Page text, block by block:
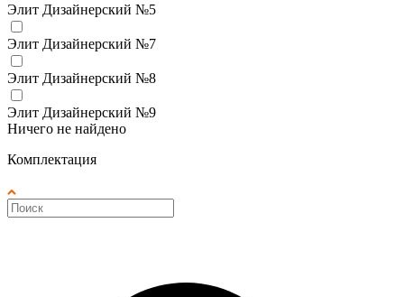
Элит Дизайнерский №5
Элит Дизайнерский №7
Элит Дизайнерский №8
Элит Дизайнерский №9
Ничего не найдено
Комплектация